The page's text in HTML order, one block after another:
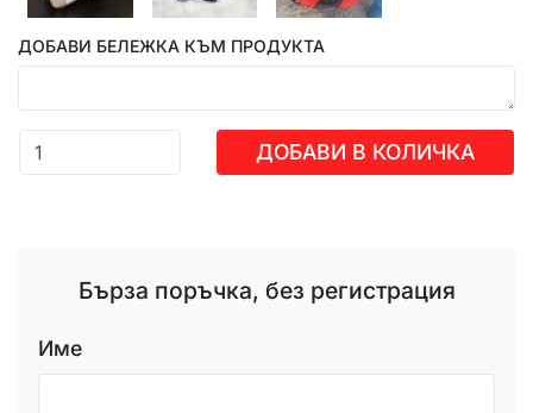
ДОБАВИ БЕЛЕЖКА КЪМ ПРОДУКТА
ДОБАВИ В КОЛИЧКА
Бърза поръчка, без регистрация
Име